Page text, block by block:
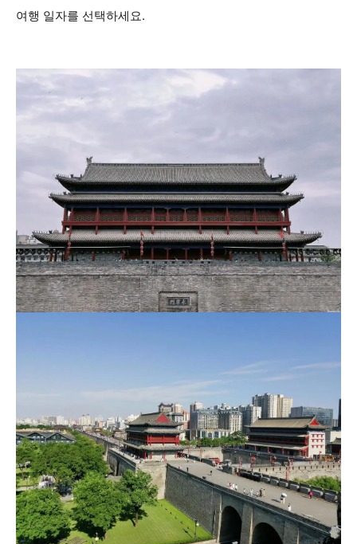
여행 일자를 선택하세요.